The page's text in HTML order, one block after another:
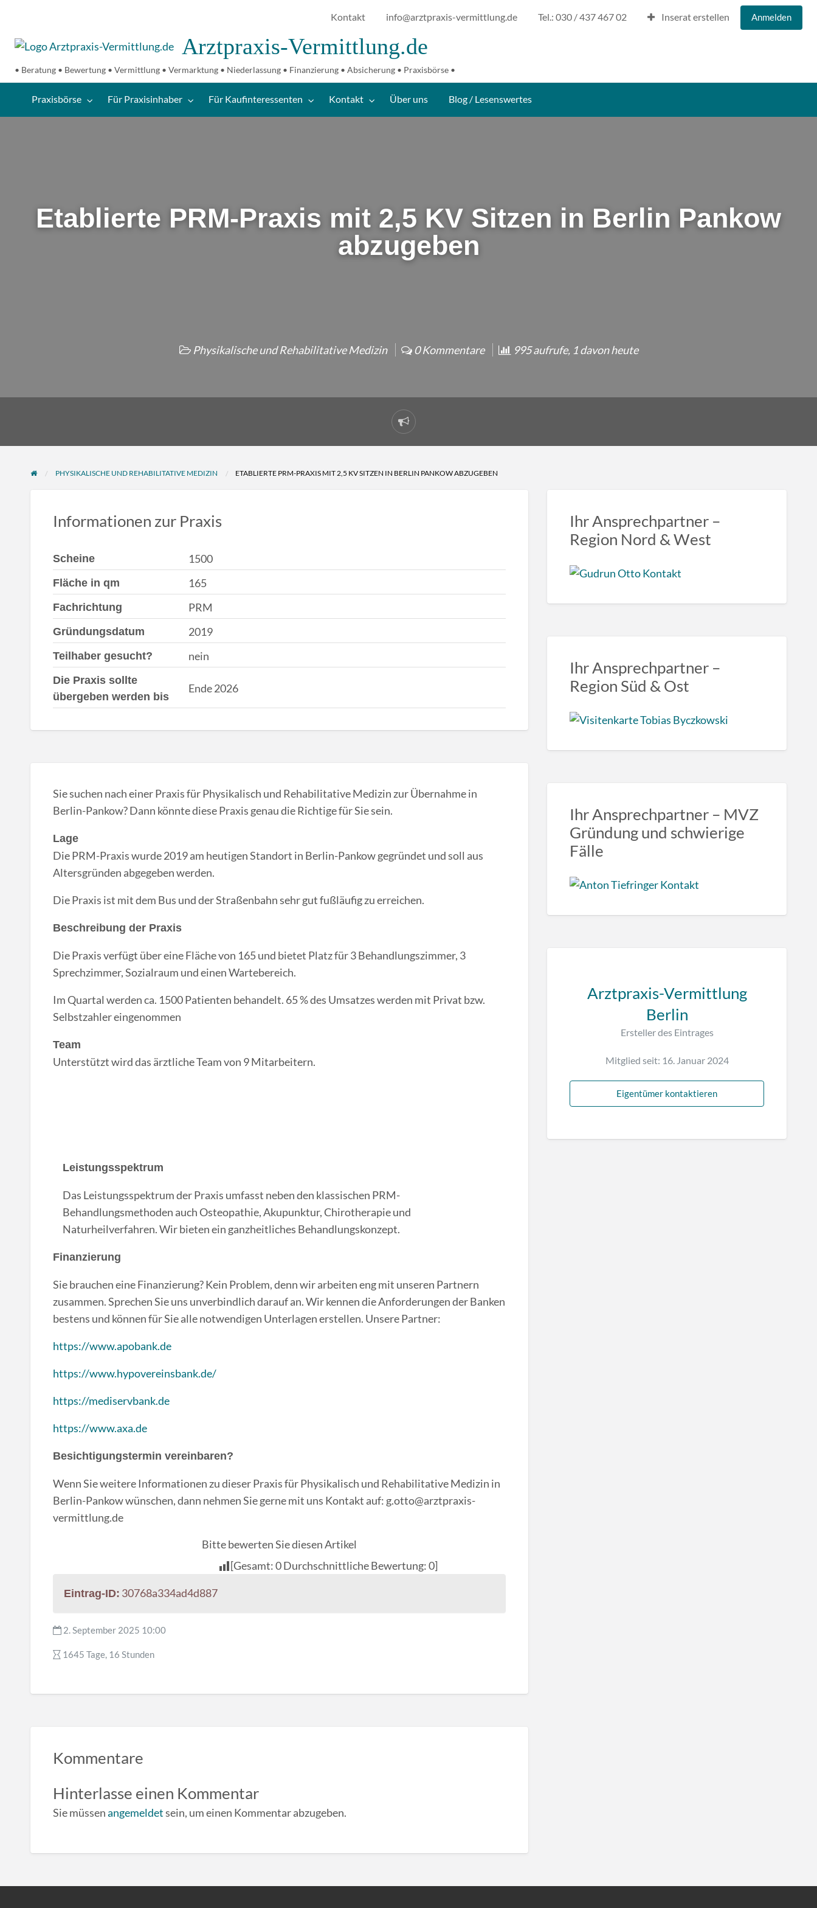
Kaufinteressenten
Kontakt
Über
uns
Lesenswertes
Kontakt info@arztpraxis-vermittlung.de Tel.: 030 / 437 467 02 Inserat erstellen Anmelden
Arztpraxis-Vermittlung.de
• Beratung • Bewertung • Vermittlung • Vermarktung • Niederlassung • Finanzierung • Absicherung • Praxisbörse •
Praxisbörse Für Praxisinhaber Für Kaufinteressenten Kontakt Über uns Blog / Lesenswertes
Etablierte PRM-Praxis mit 2,5 KV Sitzen in Berlin Pankow
abzugeben
Physikalische und Rehabilitative Medizin 0 Kommentare 995 aufrufe, 1 davon heute
PHYSIKALISCHE UND REHABILITATIVE MEDIZIN ETABLIERTE PRM-PRAXIS MIT 2,5 KV SITZEN IN BERLIN PANKOW ABZUGEBEN
Informationen zur Praxis
Scheine 1500
Fläche in qm 165
Fachrichtung PRM
Gründungsdatum 2019
Teilhaber gesucht? nein
Die Praxis sollte
übergeben werden bis
Ende 2026
Sie suchen nach einer Praxis für Physikalisch und Rehabilitative Medizin zur Übernahme in
Berlin-Pankow? Dann könnte diese Praxis genau die Richtige für Sie sein.
Lage
Die PRM-Praxis wurde 2019 am heutigen Standort in Berlin-Pankow gegründet und soll aus
Altersgründen abgegeben werden.
Die Praxis ist mit dem Bus und der Straßenbahn sehr gut fußläufig zu erreichen.
Beschreibung der Praxis
Die Praxis verfügt über eine Fläche von 165 und bietet Platz für 3 Behandlungszimmer, 3
Sprechzimmer, Sozialraum und einen Wartebereich.
Im Quartal werden ca. 1500 Patienten behandelt. 65 % des Umsatzes werden mit Privat bzw.
Selbstzahler eingenommen
Team
Unterstützt wird das ärztliche Team von 9 Mitarbeitern.
Leistungsspektrum
Das Leistungsspektrum der Praxis umfasst neben den klassischen PRM-
Behandlungsmethoden auch Osteopathie, Akupunktur, Chirotherapie und
Naturheilverfahren. Wir bieten ein ganzheitliches Behandlungskonzept.
Finanzierung
Sie brauchen eine Finanzierung? Kein Problem, denn wir arbeiten eng mit unseren Partnern
zusammen. Sprechen Sie uns unverbindlich darauf an. Wir kennen die Anforderungen der Banken
bestens und können für Sie alle notwendigen Unterlagen erstellen. Unsere Partner:
https://www.apobank.de
https://www.hypovereinsbank.de/
https://mediservbank.de
https://www.axa.de
Besichtigungstermin vereinbaren?
Wenn Sie weitere Informationen zu dieser Praxis für Physikalisch und Rehabilitative Medizin in
Berlin-Pankow wünschen, dann nehmen Sie gerne mit uns Kontakt auf: g.otto@arztpraxis-
vermittlung.de
Bitte bewerten Sie diesen Artikel
[Gesamt:0Durchschnittliche Bewertung:0]
Eintrag-ID: 30768a334ad4d887
2. September 2025 10:00
1645 Tage, 16 Stunden
Kommentare
Hinterlasse einen Kommentar
Sie müssenangemeldetsein, um einen Kommentar abzugeben.
Ihr Ansprechpartner –
Region Nord & West
Ihr Ansprechpartner –
Region Süd & Ost
Ihr Ansprechpartner – MVZ
Gründung und schwierige
Fälle
Arztpraxis-Vermittlung
Berlin
Ersteller des Eintrages
Mitglied seit: 16. Januar 2024
Eigentümer kontaktieren